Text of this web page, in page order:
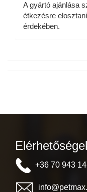
A gyártó ajánlása
étkezésre
érdekében.
+36 70 943